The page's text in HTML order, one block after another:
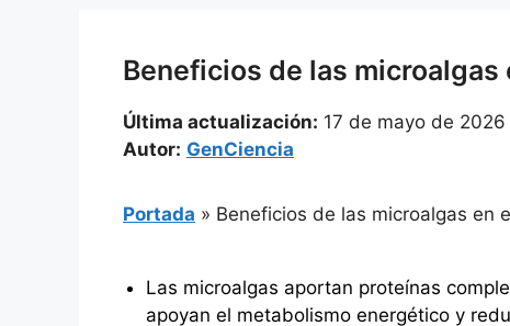
Beneficios de las
Última actualización: 17 de mayo de 2026
Autor: GenCiencia
Portada » Beneficios de las microalgas en
Las microalgas aportan proteínas
apoyan el metabolismo energético y